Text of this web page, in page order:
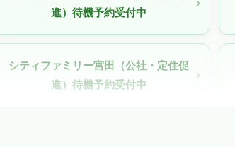
進）待機予約受付中
シティファミリー宮田（公社・定住促
進）待機予約受付中